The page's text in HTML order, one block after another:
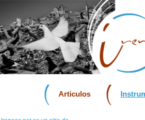
Articulos